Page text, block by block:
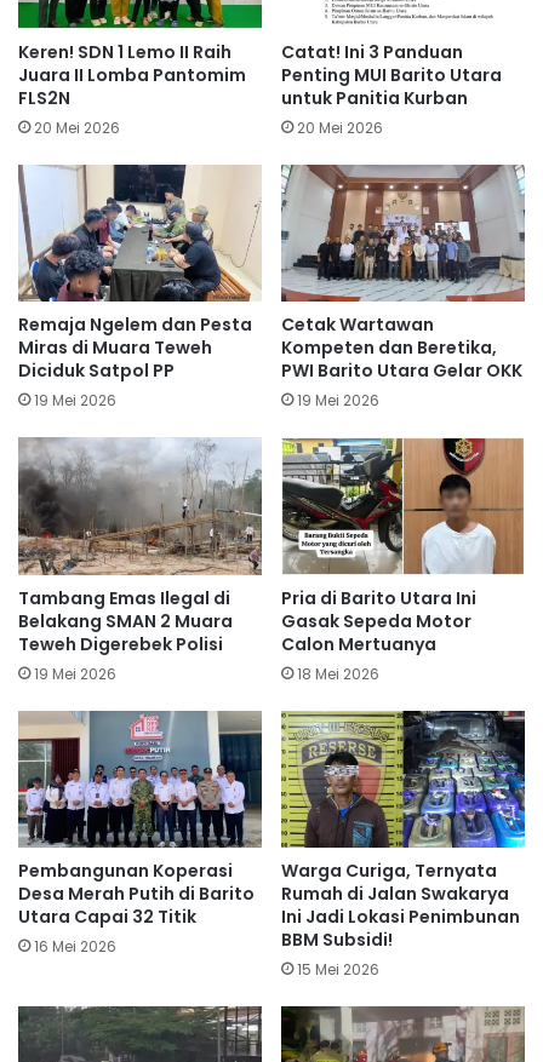
Keren! SDN 1 Lemo II Raih
Juara II Lomba Pantomim
FLS2N
20 Mei 2026
Catat! Ini 3 Panduan
Penting MUI Barito Utara
untuk Panitia Kurban
20 Mei 2026
Remaja Ngelem dan Pesta
Miras di Muara Teweh
Diciduk Satpol PP
19 Mei 2026
Cetak Wartawan
Kompeten dan Beretika,
PWI Barito Utara Gelar OKK
19 Mei 2026
Tambang Emas Ilegal di
Belakang SMAN 2 Muara
Teweh Digerebek Polisi
19 Mei 2026
Pria di Barito Utara Ini
Gasak Sepeda Motor
Calon Mertuanya
18 Mei 2026
Pembangunan Koperasi
Desa Merah Putih di Barito
Utara Capai 32 Titik
16 Mei 2026
Warga Curiga, Ternyata
Rumah di Jalan Swakarya
Ini Jadi Lokasi Penimbunan
BBM Subsidi!
15 Mei 2026